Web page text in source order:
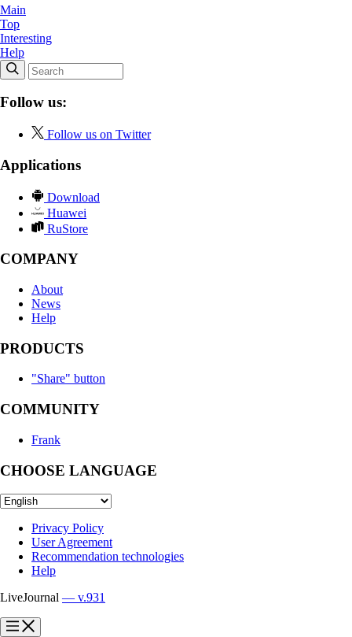
Main
Top
Interesting
Help
Follow us:
Follow us on Twitter
Applications
Download
Huawei
RuStore
COMPANY
About
News
Help
PRODUCTS
"Share" button
COMMUNITY
Frank
CHOOSE LANGUAGE
Privacy Policy
User Agreement
Recommendation technologies
Help
LiveJournal — v.931
?
?